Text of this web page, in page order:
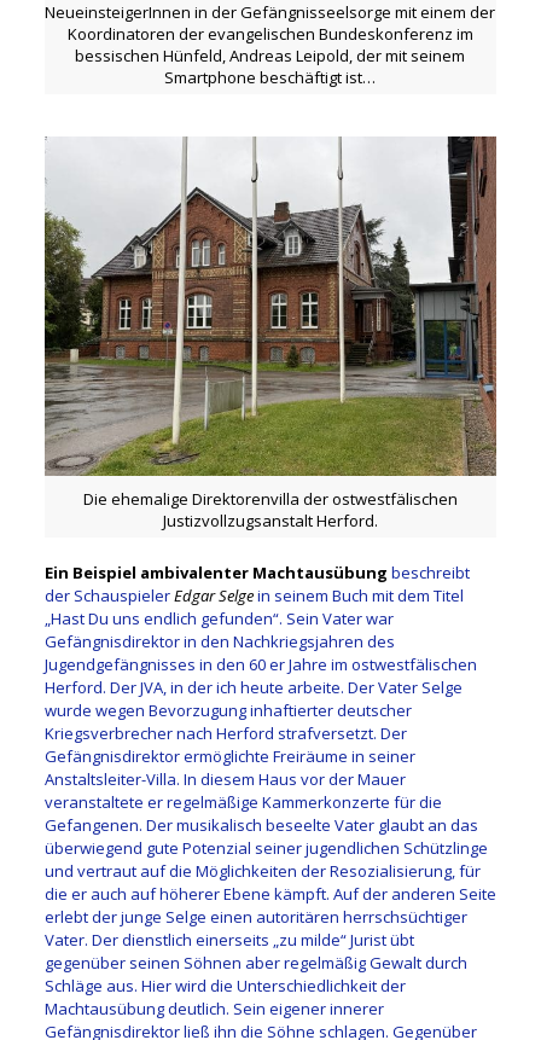
NeueinsteigerInnen in der Gefängnisseelsorge mit einem der
Koordinatoren der evangelischen Bundeskonferenz im
bessischen Hünfeld, Andreas Leipold, der mit seinem
Smartphone beschäftigt ist…
Die ehemalige Direktorenvilla der ostwestfälischen
Justizvollzugsanstalt Herford.
Ein Beispiel ambivalenter Machtausübung beschreibt
der SchauspielerEdgar Selgein seinem Buch mit dem Titel
„Hast Du uns endlich gefunden“. Sein Vater war
Gefängnisdirektor in den Nachkriegsjahren des
Jugendgefängnisses in den 60 er Jahre im ostwestfälischen
Herford. Der JVA, in der ich heute arbeite. Der Vater Selge
wurde wegen Bevorzugung inhaftierter deutscher
Kriegsverbrecher nach Herford strafversetzt. Der
Gefängnisdirektor ermöglichte Freiräume in seiner
Anstaltsleiter-Villa. In diesem Haus vor der Mauer
veranstaltete er regelmäßige Kammerkonzerte für die
Gefangenen. Der musikalisch beseelte Vater glaubt an das
überwiegend gute Potenzial seiner jugendlichen Schützlinge
und vertraut auf die Möglichkeiten der Resozialisierung, für
die er auch auf höherer Ebene kämpft. Auf der anderen Seite
erlebt der junge Selge einen autoritären herrschsüchtiger
Vater. Der dienstlich einerseits „zu milde“ Jurist übt
gegenüber seinen Söhnen aber regelmäßig Gewalt durch
Schläge aus. Hier wird die Unterschiedlichkeit der
Machtausübung deutlich. Sein eigener innerer
Gefängnisdirektor ließ ihn die Söhne schlagen. Gegenüber